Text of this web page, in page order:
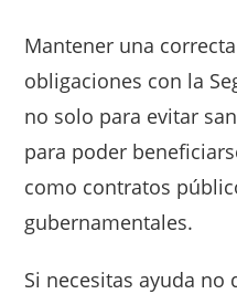
Mantener una
obligaciones con la
no solo para evitar
para poder
como contratos
gubernamentales.
Si necesitas ayuda